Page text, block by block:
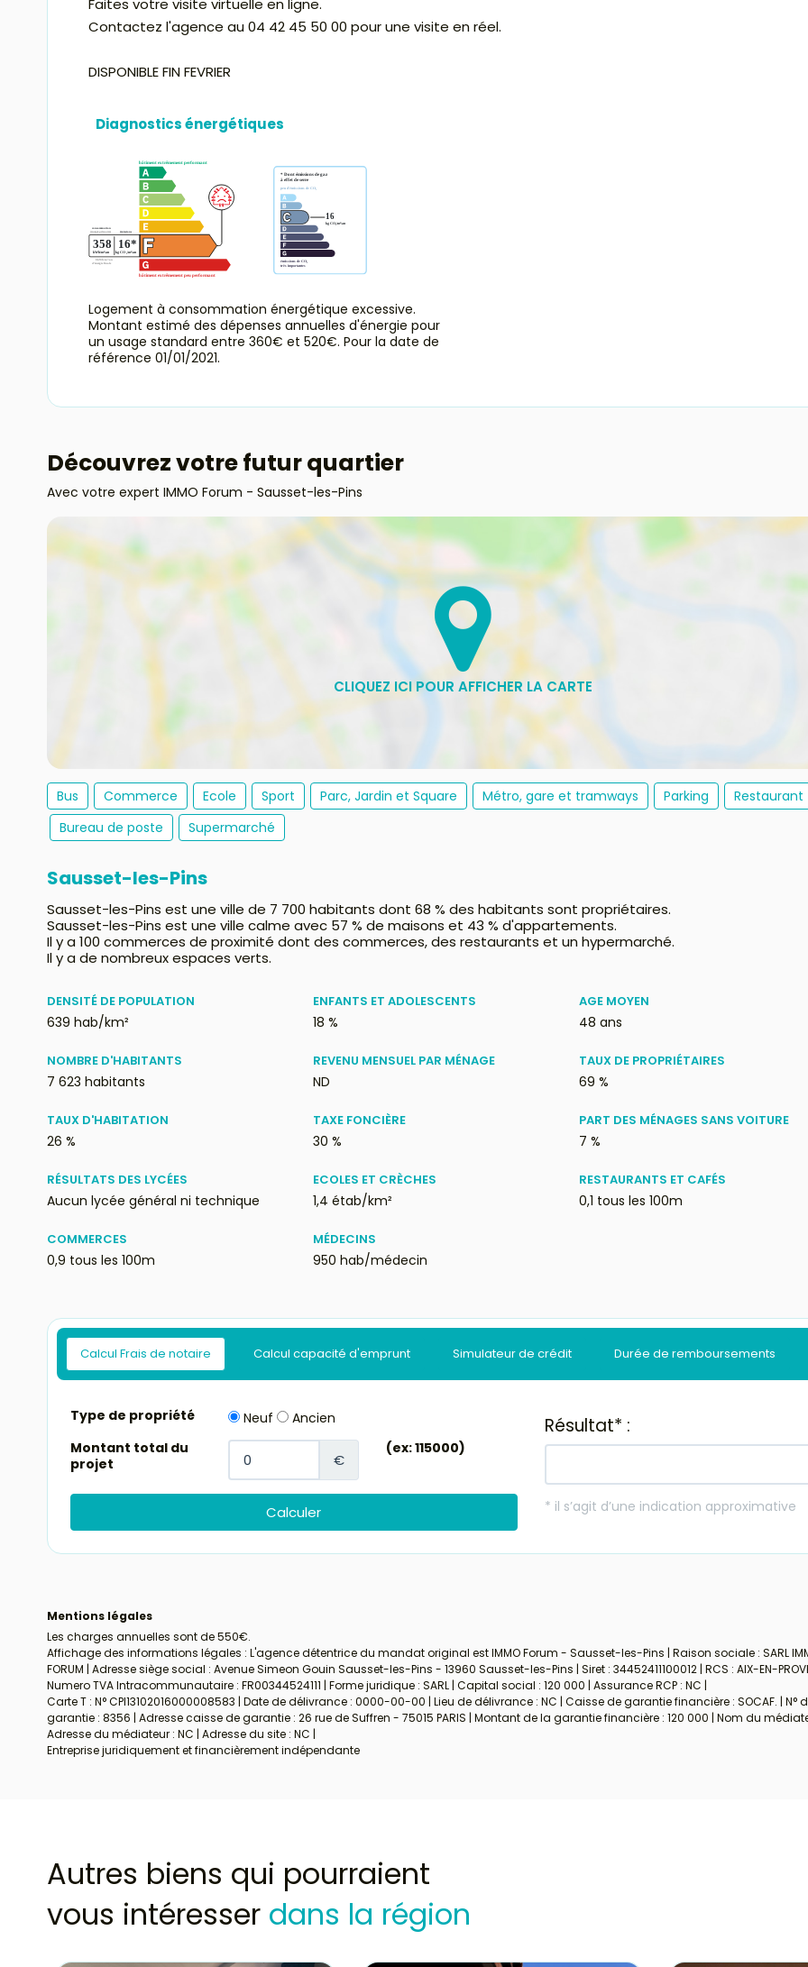
Faites votre visite virtuelle en ligne.
Contactez l'agence au 04 42 45 50 00 pour une visite en réel.
DISPONIBLE FIN FEVRIER
Diagnostics énergétiques
Logement à consommation énergétique excessive.
Montant estimé des dépenses annuelles d'énergie pour
un usage standard entre 360€ et 520€. Pour la date de
référence 01/01/2021.
Découvrez votre futur quartier
Avec votre expert IMMO Forum - Sausset-les-Pins
Bus Commerce Ecole Sport Parc, Jardin et Square Métro, gare et tramways Parking
Restaurant
Bureau de poste
Supermarché
Sausset-les-Pins
Sausset-les-Pins est une ville de 7 700 habitants dont 68 % des habitants sont propriétaires.
Sausset-les-Pins est une ville calme avec 57 % de maisons et 43 % d'appartements.
Il y a 100 commerces de proximité dont des commerces, des restaurants et un hypermarché.
Il y a de nombreux espaces verts.
DENSITÉ DE POPULATION
639 hab/km²
ENFANTS ET ADOLESCENTS
18 %
AGE MOYEN
48 ans
NOMBRE D'HABITANTS
7 623 habitants
REVENU MENSUEL PAR MÉNAGE
ND
TAUX DE PROPRIÉTAIRES
69 %
TAUX D'HABITATION
26 %
TAXE FONCIÈRE
30 %
PART DES MÉNAGES SANS VOITURE
7 %
RÉSULTATS DES LYCÉES
Aucun lycée général ni technique
ECOLES ET CRÈCHES
1,4 étab/km²
RESTAURANTS ET CAFÉS
0,1 tous les 100m
COMMERCES
0,9 tous les 100m
MÉDECINS
950 hab/médecin
Calcul Frais de notaire Calcul capacité d'emprunt Simulateur de crédit Durée de remboursements
Mentions légales
Les charges annuelles sont de 550€.
Affichage des informations légales : L'agence détentrice du mandat original est IMMO Forum - Sausset-les-Pins | Raison sociale : SARL
FORUM | Adresse siège social : Avenue Simeon Gouin Sausset-les-Pins - 13960 Sausset-les-Pins | Siret : 34452411100012 | RCS : AIX-EN-
Numero TVA Intracommunautaire : FR00344524111 | Forme juridique : SARL | Capital social : 120 000 | Assurance RCP : NC |
Carte T : N° CPI13102016000008583 | Date de délivrance : 0000-00-00 | Lieu de délivrance : NC | Caisse de garantie financière : SOCAF. | N°
garantie : 8356 | Adresse caisse de garantie : 26 rue de Suffren - 75015 PARIS | Montant de la garantie financière : 120 000 | Nom du
Adresse du médiateur : NC | Adresse du site : NC |
Entreprise juridiquement et financièrement indépendante
Autres biens qui pourraient
vous intéresser dans la région